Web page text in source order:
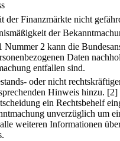
der Finanzmärkte nicht
der
Nummer 2 kann die
Daten
entfallen sind.
oder nicht
Hinweis hinzu. [2]
ein Rechtsbehelf
unverzüglich um
weiteren Informationen